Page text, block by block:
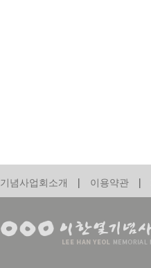
기념사업회소개 | 이용약관 |